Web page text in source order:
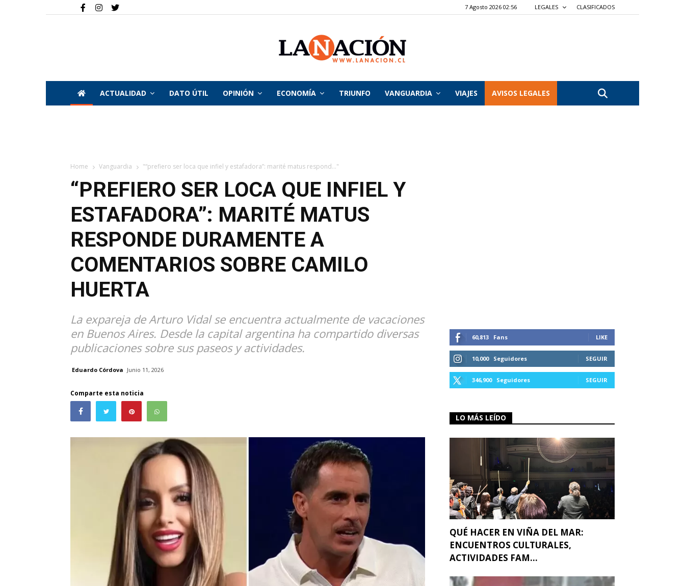
7 Agosto 2026 02:57 LEGALES CLASIFICADOS
La
ACTUALIDAD DATO ÚTIL OPINIÓN ECONOMÍA TRIUNFO VANGUARDIA VIAJES AVISOS LEGALES
Home Vanguardia "“prefiero ser loca que infiel y estafadora”: marité matus respond..."
“PREFIERO SER LOCA QUE INFIEL Y
ESTAFADORA”: MARITÉ MATUS
RESPONDE DURAMENTE A
COMENTARIOS SOBRE CAMILO
HUERTA
La expareja de Arturo Vidal se encuentra actualmente de vacaciones
en Buenos Aires. Desde la capital argentina ha compartido diversas
publicaciones sobre sus paseos y actividades.
Eduardo Córdova Junio 11, 2026
Comparte esta noticia
60,813 Fans LIKE
10,000 Seguidores SEGUIR
346,900 Seguidores SEGUIR
LO MÁS LEÍDO
QUÉ HACER EN VIÑA DEL MAR:
ENCUENTROS CULTURALES,
ACTIVIDADES FAM...